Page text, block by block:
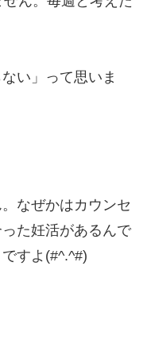
い」って思いま
なぜかはカウンセ
た妊活があるんで
すよ(#^.^#)